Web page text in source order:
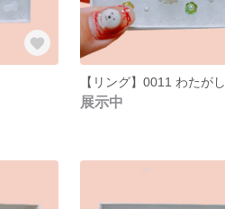
【リング】0011 わたがし
展示中